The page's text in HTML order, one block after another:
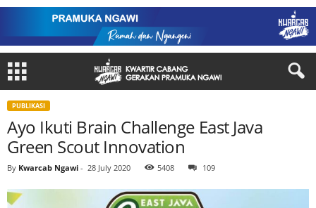
PUBLIKASI
Ayo Ikuti Brain Challenge East Java
Green Scout Innovation
By Kwarcab Ngawi - 28 July 2020 5408 109